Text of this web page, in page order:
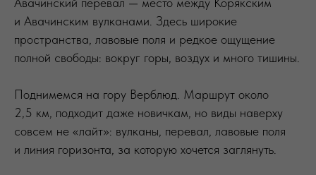
и Авачинским вулканами. Здесь широкие
пространства, лавовые поля и редкое ощущение
полной свободы: вокруг горы, воздух и много тишины.
Поднимемся на гору Верблюд. Маршрут около
2,5 км, подходит даже новичкам, но виды наверху
совсем не «лайт»: вулканы, перевал, лавовые поля
и линия горизонта, за которую хочется заглянуть.